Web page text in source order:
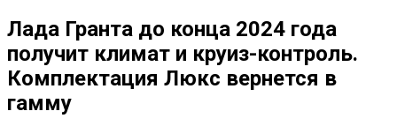
Лада Гранта до конца 2024 года
получит климат и круиз-контроль.
Комплектация Люкс вернется в
гамму